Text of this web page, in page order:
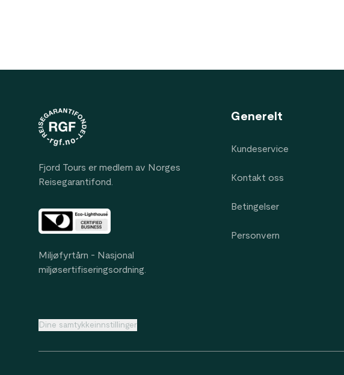
Fjord Tours er medlem av Norges
Reisegarantifond.
Miljøfyrtårn - Nasjonal
miljøsertifiseringsordning.
Generelt
Kundeservice
Kontakt oss
Betingelser
Personvern
Dine samtykkeinnstillinger